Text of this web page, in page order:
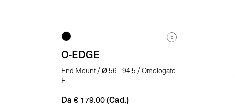
E
O-EDGE
End Mount / Ø 56 - 94,5 / Omologato
E
Da € 179.00 (Cad.)